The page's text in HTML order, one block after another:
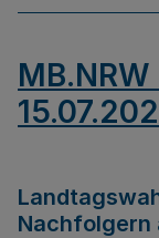
Nachfolgern